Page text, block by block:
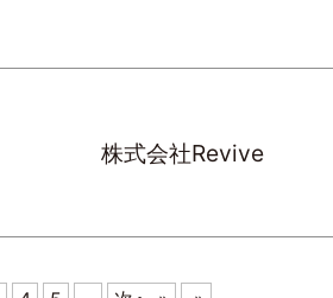
株式会社Revive